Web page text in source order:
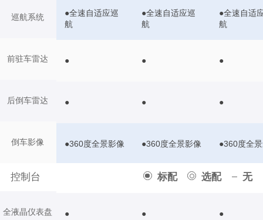
巡航系统
前驻车雷达
后倒车雷达
倒车影像
控制台 标配 选配 无
全液晶仪表盘
●全速自适应巡
航
●全速自适应巡
航
●全速自适
航
● ● ●
● ● ●
●360度全景影像 ●360度全景影像 ●360度全
● ● ●